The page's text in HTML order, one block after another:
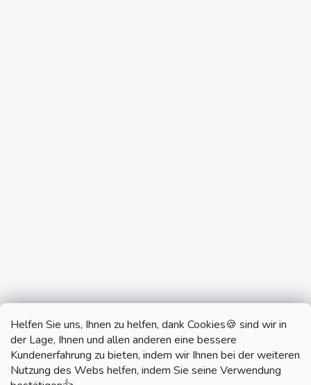
Helfen Sie uns, Ihnen zu helfen, dank Cookies🍪 sind wir in
der Lage, Ihnen und allen anderen eine bessere
Kundenerfahrung zu bieten, indem wir Ihnen bei der weiteren
Nutzung des Webs helfen, indem Sie seine Verwendung
monobrand.cz monobrand.online